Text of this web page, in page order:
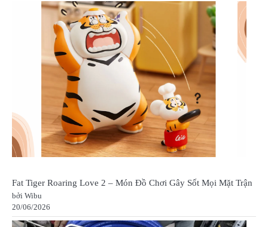
Fat Tiger Roaring Love 2 – Món Đồ Chơi Gây Sốt Mọi Mặt Trận
bởi Wibu
20/06/2026